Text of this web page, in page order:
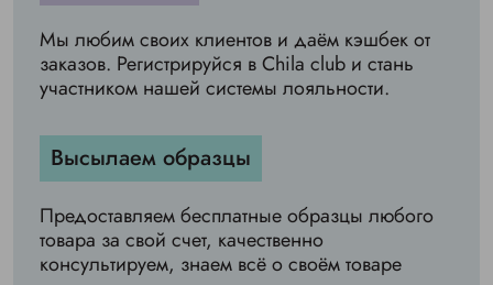
Мы любим своих клиентов и даём кэшбек от
заказов. Регистрируйся в Chila club и стань
участником нашей системы лояльности.
Высылаем образцы
Предоставляем бесплатные образцы любого
товара за свой счет, качественно
консультируем, знаем всё о своём товаре